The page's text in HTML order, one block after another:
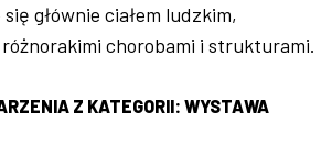
głównie ciałem ludzkim,
chorobami i strukturami.
Z KATEGORII: WYSTAWA